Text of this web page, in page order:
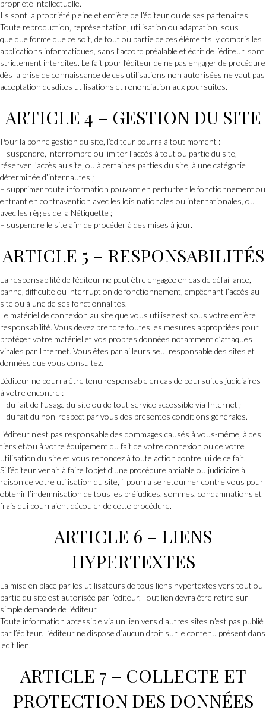
propriété intellectuelle.
Ils sont la propriété pleine et entière de l’éditeur ou de ses partenaires.
Toute reproduction, représentation, utilisation ou adaptation, sous
quelque forme que ce soit, de tout ou partie de ces éléments, y compris les
applications informatiques, sans l’accord préalable et écrit de l’éditeur, sont
strictement interdites. Le fait pour l’éditeur de ne pas engager de procédure
dès la prise de connaissance de ces utilisations non autorisées ne vaut pas
acceptation desdites utilisations et renonciation aux poursuites.
ARTICLE 4 – GESTION DU SITE
Pour la bonne gestion du site, l’éditeur pourra à tout moment :
– suspendre, interrompre ou limiter l’accès à tout ou partie du site,
réserver l’accès au site, ou à certaines parties du site, à une catégorie
déterminée d’internautes ;
– supprimer toute information pouvant en perturber le fonctionnement ou
entrant en contravention avec les lois nationales ou internationales, ou
avec les règles de la Nétiquette ;
– suspendre le site afin de procéder à des mises à jour.
ARTICLE 5 – RESPONSABILITÉS
La responsabilité de l’éditeur ne peut être engagée en cas de défaillance,
panne, difficulté ou interruption de fonctionnement, empêchant l’accès au
site ou à une de ses fonctionnalités.
Le matériel de connexion au site que vous utilisez est sous votre entière
responsabilité. Vous devez prendre toutes les mesures appropriées pour
protéger votre matériel et vos propres données notamment d’attaques
virales par Internet. Vous êtes par ailleurs seul responsable des sites et
données que vous consultez.
L’éditeur ne pourra être tenu responsable en cas de poursuites judiciaires
à votre encontre :
– du fait de l’usage du site ou de tout service accessible via Internet ;
– du fait du non-respect par vous des présentes conditions générales.
L’éditeur n’est pas responsable des dommages causés à vous-même, à des
tiers et/ou à votre équipement du fait de votre connexion ou de votre
utilisation du site et vous renoncez à toute action contre lui de ce fait.
Si l’éditeur venait à faire l’objet d’une procédure amiable ou judiciaire à
raison de votre utilisation du site, il pourra se retourner contre vous pour
obtenir l’indemnisation de tous les préjudices, sommes, condamnations et
frais qui pourraient découler de cette procédure.
ARTICLE 6 – LIENS
HYPERTEXTES
La mise en place par les utilisateurs de tous liens hypertextes vers tout ou
partie du site est autorisée par l’éditeur. Tout lien devra être retiré sur
simple demande de l’éditeur.
Toute information accessible via un lien vers d’autres sites n’est pas publié
par l’éditeur. L’éditeur ne dispose d’aucun droit sur le contenu présent dans
ledit lien.
ARTICLE 7 – COLLECTE ET
PROTECTION DES DONNÉES